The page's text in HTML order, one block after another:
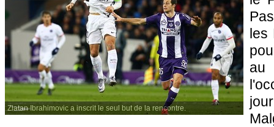
Zlatan Ibrahimovic a inscrit le seul but de la rencontre.
les